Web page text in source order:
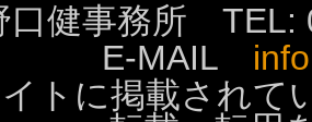
口健事務所 TEL:
E-MAIL
トに掲載されて